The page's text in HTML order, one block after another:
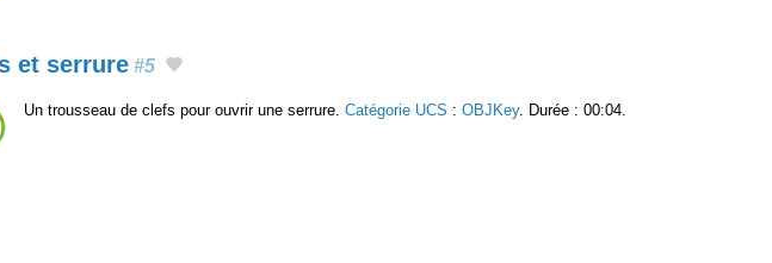
et serrure #5
Un trousseau de clefs pour ouvrir une serrure. Catégorie UCS : OBJKey. Durée : 00:04.